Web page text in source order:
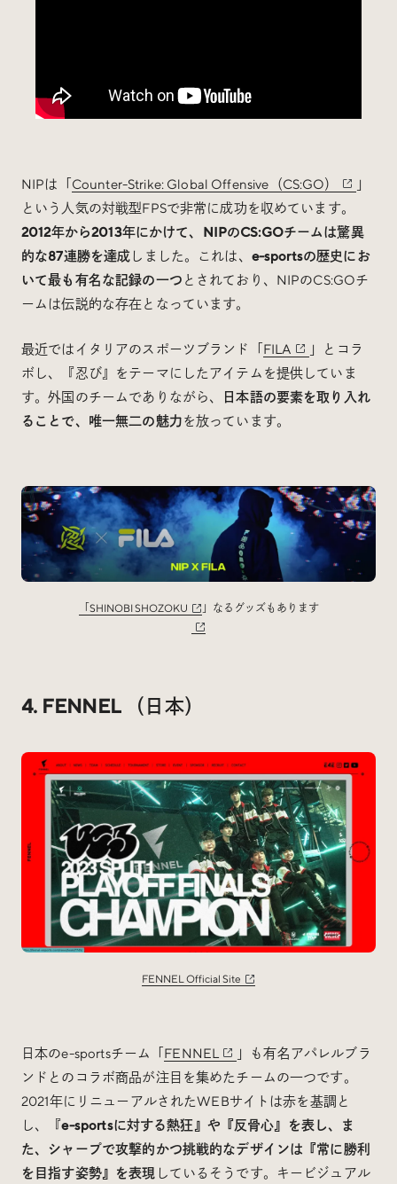
NIPは「 Counter-Strike: Global Offensive（CS:GO）
」
という人気の対戦型FPSで非常に成功を収めています。
2012年から2013年にかけて、NIPのCS:GOチームは驚異
的な87連勝を達成しました。これは、 e-sportsの歴史にお
いて最も有名な記録の一つ とされており、NIPのCS:GOチ
ームは伝説的な存在となっています。
最近ではイタリアのスポーツブランド「 FILA
」とコラ
ボし、『忍び』をテーマにしたアイテムを提供していま
す。外国のチームでありながら、
日本語の要素を取り入れ
ることで、唯一無二の魅力を放っています。
SHINOBI SHOZOKU 」なるグッズもあります
4. FENNEL （日本）
FENNEL Official Site
日本のe-sportsチーム「 FENNEL
」も有名アパレルブラ
ンドとのコラボ商品が注目を集めたチームの一つです。
2021年にリニューアルされたWEBサイトは赤を基調と
し、『e-sportsに対する熱狂』や『反骨心』を表し、ま
た、シャープで攻撃的かつ挑戦的なデザインは『常に勝利
を目指す姿勢』を表現 しているそうです。キービジュアル